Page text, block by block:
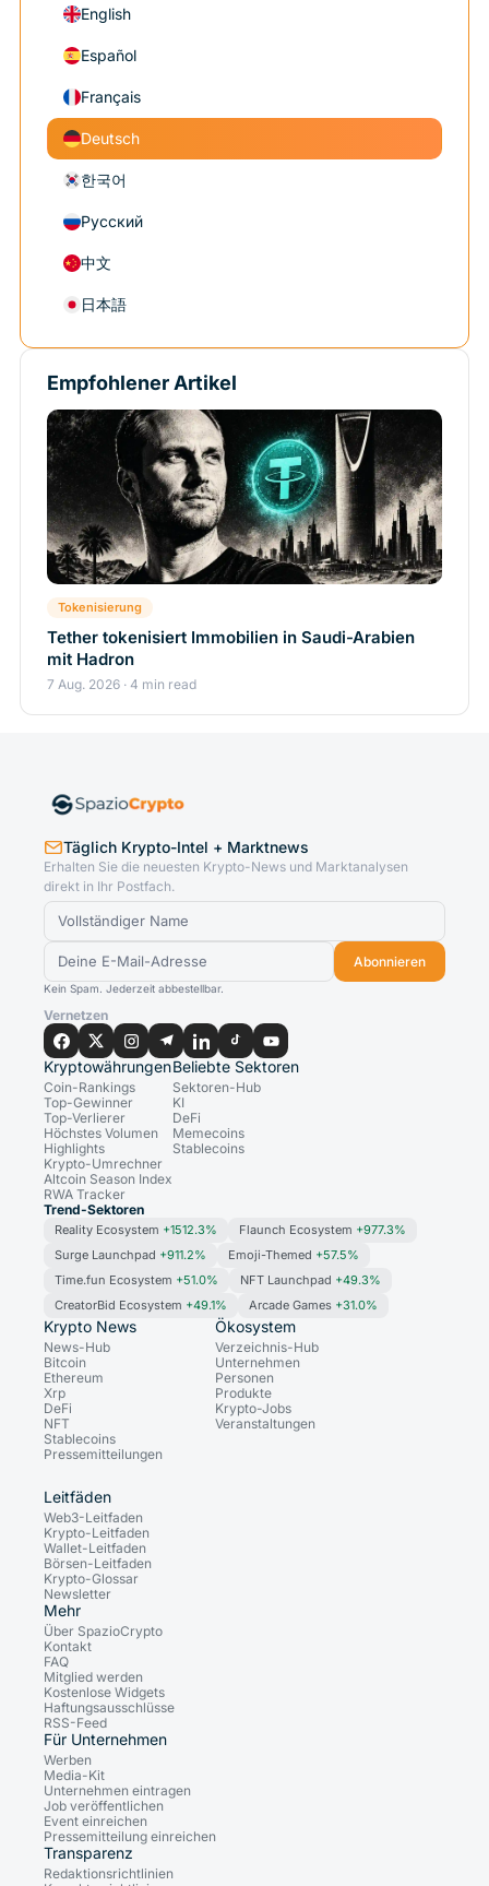
English
Español
Français
Deutsch
한국어
Русский
中文
日本語
Empfohlener Artikel
Tokenisierung
Tether tokenisiert Immobilien in Saudi-Arabien
mit Hadron
7 Aug. 2026 · 4 min read
Täglich Krypto-Intel + Marktnews
Erhalten Sie die neuesten Krypto-News und Marktanalysen
direkt in Ihr Postfach.
Abonnieren
Kein Spam. Jederzeit abbestellbar.
Vernetzen
Kryptowährungen
Coin-Rankings
Top-Gewinner
Top-Verlierer
Höchstes Volumen
Highlights
Krypto-Umrechner
Altcoin Season Index
RWA Tracker
Beliebte Sektoren
Sektoren-Hub
KI
DeFi
Memecoins
Stablecoins
Trend-Sektoren
Reality Ecosystem +1512.3% Flaunch Ecosystem +977.3%
Surge Launchpad +911.2% Emoji-Themed +57.5%
Time.fun Ecosystem +51.0% NFT Launchpad +49.3%
CreatorBid Ecosystem +49.1% Arcade Games +31.0%
Krypto News
News-Hub
Bitcoin
Ethereum
Xrp
DeFi
NFT
Stablecoins
Pressemitteilungen
Ökosystem
Verzeichnis-Hub
Unternehmen
Personen
Produkte
Krypto-Jobs
Veranstaltungen
Leitfäden
Web3-Leitfaden
Krypto-Leitfaden
Wallet-Leitfaden
Börsen-Leitfaden
Krypto-Glossar
Newsletter
Mehr
Über SpazioCrypto
Kontakt
FAQ
Mitglied werden
Kostenlose Widgets
Haftungsausschlüsse
RSS-Feed
Für Unternehmen
Werben
Media-Kit
Unternehmen eintragen
Job veröffentlichen
Event einreichen
Pressemitteilung einreichen
Transparenz
Redaktionsrichtlinien